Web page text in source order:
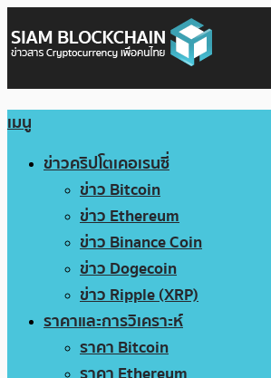
เมนู
ข่าวคริปโตเคอเรนซี่
ข่าว Bitcoin
ข่าว Ethereum
ข่าว Binance Coin
ข่าว Dogecoin
ข่าว Ripple (XRP)
ราคาและการวิเคราะห์
ราคา Bitcoin